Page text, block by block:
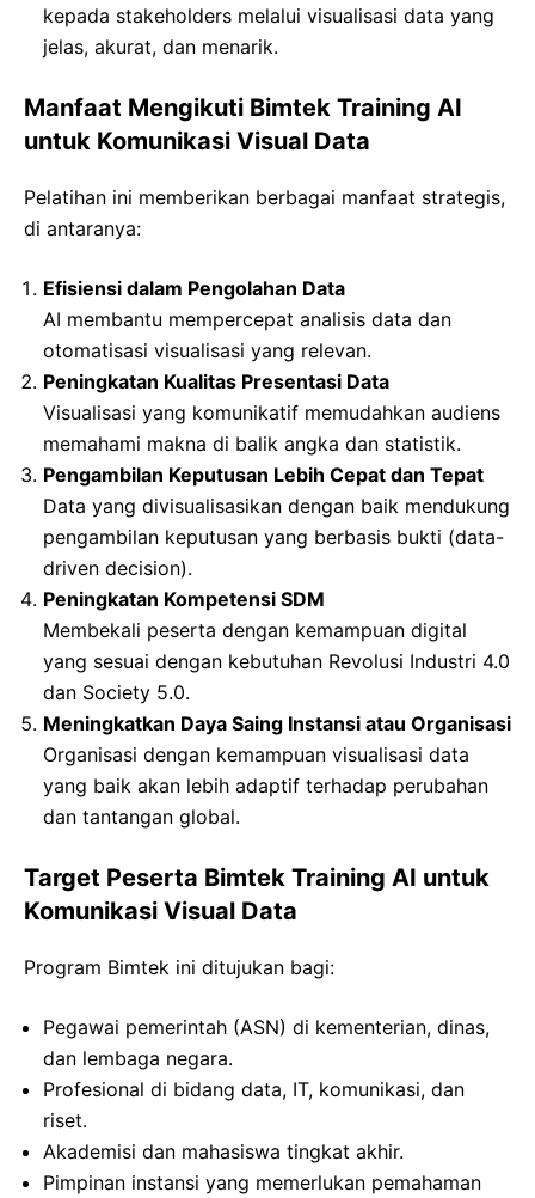
kepada stakeholders melalui visualisasi data yang
jelas, akurat, dan menarik.
Manfaat Mengikuti Bimtek Training AI
untuk Komunikasi Visual Data
Pelatihan ini memberikan berbagai manfaat strategis,
di antaranya:
Efisiensi dalam Pengolahan Data
AI membantu mempercepat analisis data dan
otomatisasi visualisasi yang relevan.
Peningkatan Kualitas Presentasi Data
Visualisasi yang komunikatif memudahkan audiens
memahami makna di balik angka dan statistik.
Pengambilan Keputusan Lebih Cepat dan Tepat
Data yang divisualisasikan dengan baik mendukung
pengambilan keputusan yang berbasis bukti (data-
driven decision).
Peningkatan Kompetensi SDM
Membekali peserta dengan kemampuan digital
yang sesuai dengan kebutuhan Revolusi Industri 4.0
dan Society 5.0.
Meningkatkan Daya Saing Instansi atau Organisasi
Organisasi dengan kemampuan visualisasi data
yang baik akan lebih adaptif terhadap perubahan
dan tantangan global.
Target Peserta Bimtek Training AI untuk
Komunikasi Visual Data
Program Bimtek ini ditujukan bagi:
Pegawai pemerintah (ASN) di kementerian, dinas,
dan lembaga negara.
Profesional di bidang data, IT, komunikasi, dan
riset.
Akademisi dan mahasiswa tingkat akhir.
Pimpinan instansi yang memerlukan pemahaman